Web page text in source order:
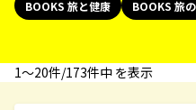
BOOKS 旅と健康
BOOKS 旅
1〜20件/173件中 を表示